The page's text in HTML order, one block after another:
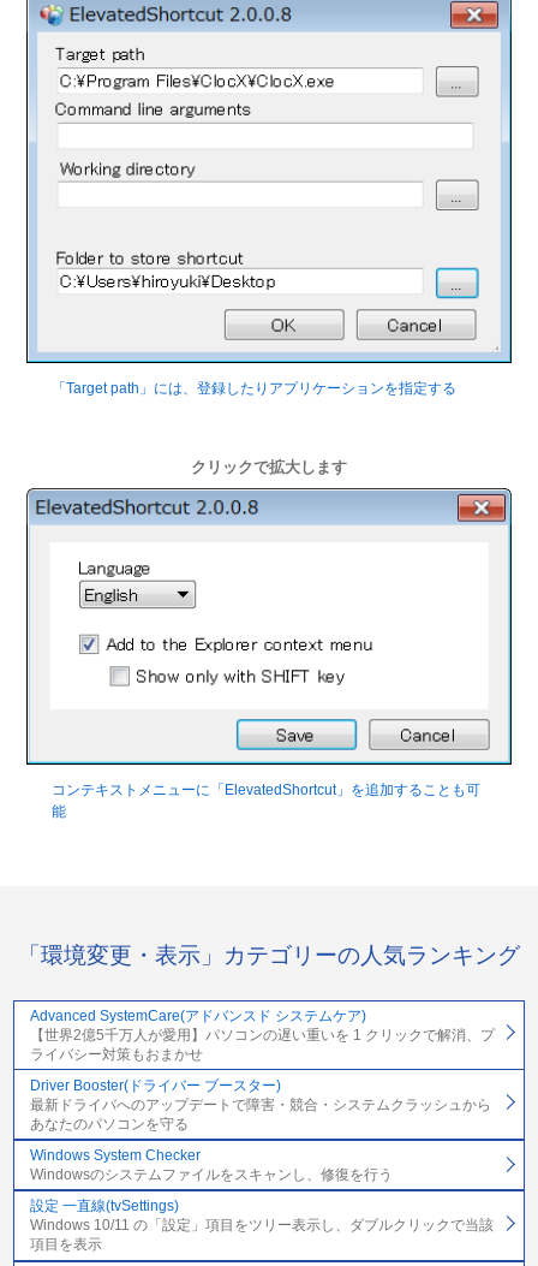
「Target path」には、登録したりアプリケーションを指定する
クリックで拡大します
コンテキストメニューに「ElevatedShortcut」を追加することも可
能
「環境変更・表示」カテゴリーの人気ランキング
Advanced SystemCare(アドバンスド システムケア)
【世界2億5千万人が愛用】パソコンの遅い重いを 1 クリックで解消、プ
ライバシー対策もおまかせ
Driver Booster(ドライバー ブースター)
最新ドライバへのアップデートで障害・競合・システムクラッシュから
あなたのパソコンを守る
Windows System Checker
Windowsのシステムファイルをスキャンし、修復を行う
設定 一直線(tvSettings)
Windows 10/11 の「設定」項目をツリー表示し、ダブルクリックで当該
項目を表示